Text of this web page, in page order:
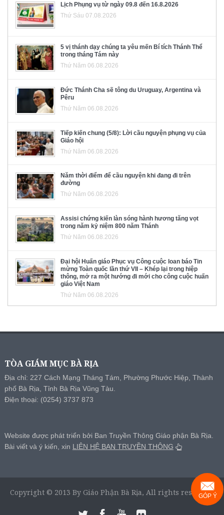
Lịch Phụng vụ từ ngày 09.8 đến 16.8.2026
Thứ Sáu 07.08.2026
5 vị thánh dạy chúng ta yêu mến Bí tích Thánh Thể
trong tháng Tám này
Thứ Năm 06.08.2026
Đức Thánh Cha sẽ tông du Uruguay, Argentina và
Pêru
Thứ Năm 06.08.2026
Tiếp kiến chung (5/8): Lời cầu nguyện phụng vụ của
Giáo hội
Thứ Năm 06.08.2026
Năm thời điểm để cầu nguyện khi đang đi trên
đường
Thứ Năm 06.08.2026
Assisi chứng kiến làn sóng hành hương tăng vọt
trong năm kỷ niệm 800 năm Thánh
Thứ Năm 06.08.2026
Đại hội Huấn giáo Phục vụ Công cuộc loan báo Tin
mừng Toàn quốc lần thứ VII – Khép lại trong hiệp
thông, mở ra một hướng đi mới cho công cuộc huấn
giáo Việt Nam
Thứ Năm 06.08.2026
TÒA GIÁM MỤC BÀ RỊA
Địa chỉ: 227 Cách Mạng Tháng Tám, Phường Phước Hiệp, Thành
phố Bà Rịa, Tỉnh Bà Rịa Vũng Tàu.
Điện thoại: (0254) 3737 873
Website được phát triển bởi Ban Truyền Thông Giáo phận Bà Rịa.
Bài viết và ý kiến, xin LIÊN HỆ BAN TRUYỀN THÔNG
Copyright © 2013 By Giáo Phận Bà Rịa, All rights reserved.
GÓP Ý